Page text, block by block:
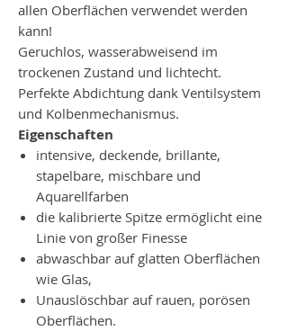
allen Oberflächen verwendet werden
kann!
Geruchlos, wasserabweisend im
trockenen Zustand und lichtecht.
Perfekte Abdichtung dank Ventilsystem
und Kolbenmechanismus.
Eigenschaften
intensive, deckende, brillante,
stapelbare, mischbare und
Aquarellfarben
die kalibrierte Spitze ermöglicht eine
Linie von großer Finesse
abwaschbar auf glatten Oberflächen
wie Glas,
Unauslöschbar auf rauen, porösen
Oberflächen.